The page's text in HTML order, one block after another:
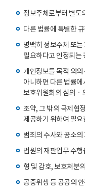
정보주체로부터 별도
다른 법률에 특별한
명백히 정보주체 또
필요하다고 인정되는
개인정보를 목적 외
아니하면 다른 법률
보호위원회의 심의ㆍ
조약, 그 밖의 국제협
제공하기 위하여 필요
범죄의 수사와 공소
법원의 재판업무 수
형 및 감호, 보호처분
공중위생 등 공공의